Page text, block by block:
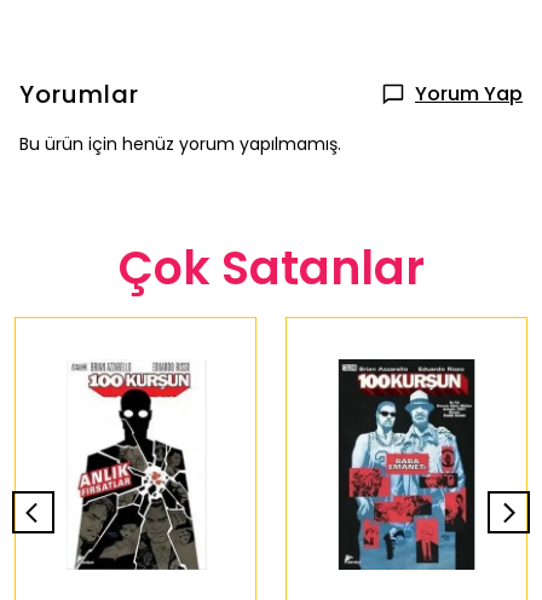
Yorumlar Yorum Yap
Bu ürün için henüz yorum yapılmamış.
Çok Satanlar